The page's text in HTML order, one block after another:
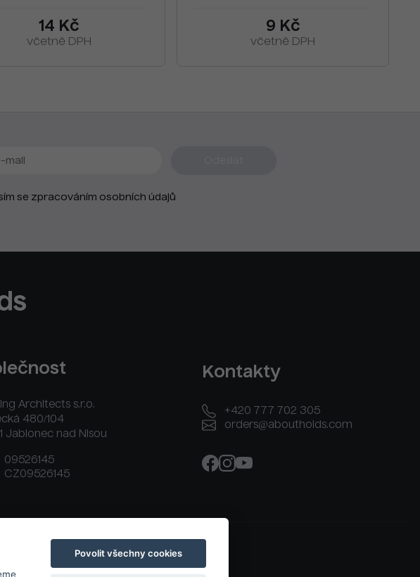
14 Kč
včetně DPH
9 Kč
včetně DPH
se zpracováním osobních údajů
Architects s.r.o.
480/104
Jablonec nad Nisou
09526145
CZ09526145
Kontakty
+420 777 702 305
orders@aboutholds.com
Povolit všechny cookies